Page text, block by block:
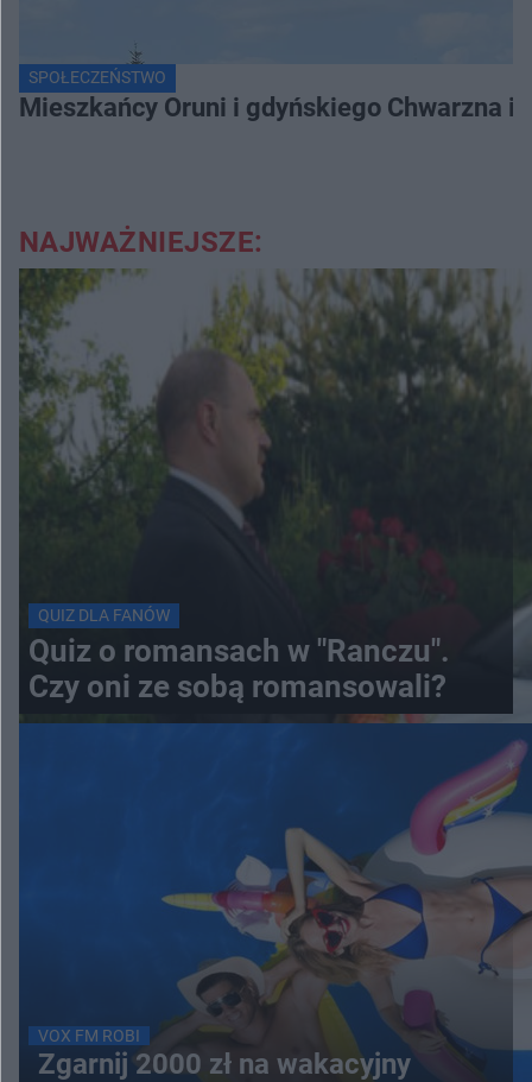
SPOŁECZEŃSTWO
Mieszkańcy Oruni i gdyńskiego Chwarzna
NAJWAŻNIEJSZE:
QUIZ DLA FANÓW
Quiz o romansach w "Ranczu".
Czy oni ze sobą romansowali?
VOX FM ROBI
Zgarnij 2000 zł na wakacyjny